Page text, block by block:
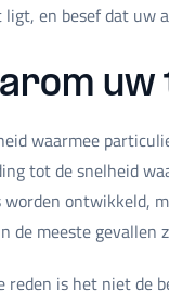
en besef dat uw
waarmee
tot de snelheid
ontwikkeld,
de meeste gevallen
reden is het niet de